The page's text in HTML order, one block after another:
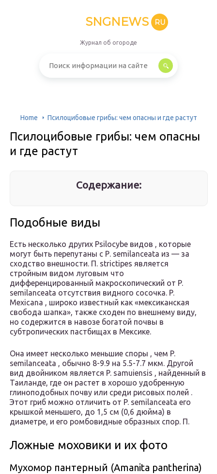
SNGNEWS RU
Журнал об огороде
Home Псилоцибовые грибы: чем опасны и где растут
Псилоцибовые грибы: чем опасны
и где растут
Содержание:
Подобные виды
Есть несколько других Psilocybe видов , которые
могут быть перепутаны с Р. semilanceata из — за
сходство внешности. П. strictipes является
стройным видом луговым что
дифференцированный макроскопический от P.
semilanceata отсутствия видного сосочка. P.
Mexicana , широко известный как «мексиканская
свобода шапка», также сходен по внешнему виду,
но содержится в навозе богатой почвы в
субтропических пастбищах в Мексике.
Она имеет несколько меньшие споры , чем P.
semilanceata , обычно 8-9.9 на 5.5-7.7 мкм. Другой
вид двойником является P. samuiensis , найденный в
Таиланде, где он растет в хорошо удобренную
глиноподобных почву или среди рисовых полей .
Этот гриб можно отличить от P. semilanceata его
крышкой меньшего, до 1,5 см (0,6 дюйма) в
диаметре, и его ромбовидные образных спор. П.
Ложные моховики и их фото
Мухомор пантерный (Amanita pantherina)